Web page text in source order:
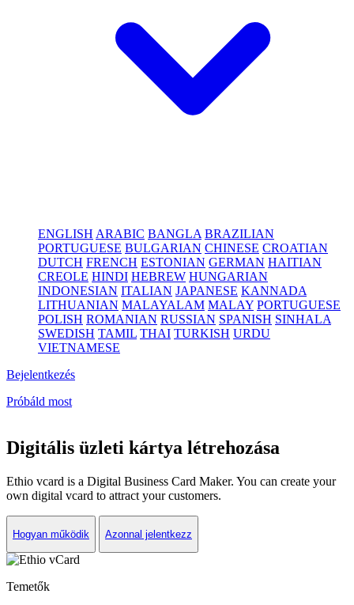
ENGLISH ARABIC BANGLA BRAZILIAN
PORTUGUESE BULGARIAN CHINESE CROATIAN
DUTCH FRENCH ESTONIAN GERMAN HAITIAN
CREOLE HINDI HEBREW HUNGARIAN
INDONESIAN ITALIAN JAPANESE KANNADA
LITHUANIAN MALAYALAM MALAY PORTUGUESE
POLISH ROMANIAN RUSSIAN SPANISH SINHALA
SWEDISH TAMIL THAI TURKISH URDU
VIETNAMESE
Bejelentkezés
Próbáld most
Digitális üzleti kártya létrehozása
Ethio vcard is a Digital Business Card Maker. You can create your
own digital vcard to attract your customers.
Hogyan működik Azonnal jelentkezz
Temetők